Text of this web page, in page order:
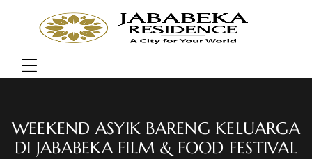
WEEKEND ASYIK BARENG KELUARGA
DI JABABEKA FILM & FOOD FESTIVAL